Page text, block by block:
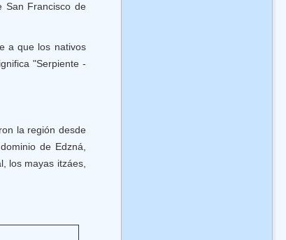
San Francisco de
a que los nativos
"Serpiente -
la región desde
de Edzná,
los mayas itzáes,